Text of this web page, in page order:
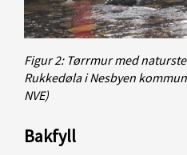
Figur 2: Tørrmur med
Rukkedøla i Nesbyen
NVE)
Bakfyll